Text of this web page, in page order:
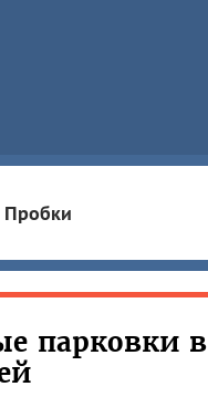
Пробки
парковки в